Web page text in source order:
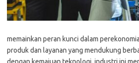
memainkan peran kunci dalam
produk dan layanan yang mendukung